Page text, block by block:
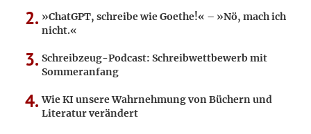
»ChatGPT, schreibe wie Goethe!« – »Nö, mach ich
nicht.«
Schreibzeug-Podcast: Schreibwettbewerb mit
Sommeranfang
Wie KI unsere Wahrnehmung von Büchern und
Literatur verändert